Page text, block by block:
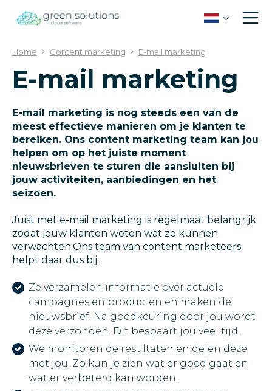
Home Content marketing E-mail marketing
E-mail marketing
E-mail marketing is nog steeds een van de
meest effectieve manieren om je klanten te
bereiken. Ons content marketing team kan jou
helpen om op het juiste moment
nieuwsbrieven te sturen die aansluiten bij
jouw activiteiten, aanbiedingen en het
seizoen.
Juist met e-mail marketing is regelmaat belangrijk
zodat jouw klanten weten wat ze kunnen
verwachten.Ons team van content marketeers
helpt daar dus bij:
Ze verzamelen informatie over actuele
campagnes en producten en maken de
nieuwsbrief. Na goedkeuring door jou wordt
deze verzonden. Dit bespaart jou veel tijd.
We monitoren de resultaten en delen deze
met jou. Zo kun je zien wat er goed gaat en
wat er verbeterd kan worden.